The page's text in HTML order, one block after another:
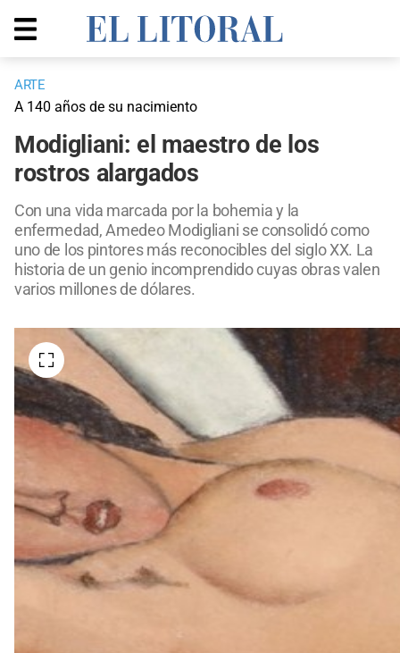
ARTE
A 140 años de su nacimiento
Modigliani: el maestro de los
rostros alargados
Con una vida marcada por la bohemia y la
enfermedad, Amedeo Modigliani se consolidó como
uno de los pintores más reconocibles del siglo XX. La
historia de un genio incomprendido cuyas obras valen
varios millones de dólares.